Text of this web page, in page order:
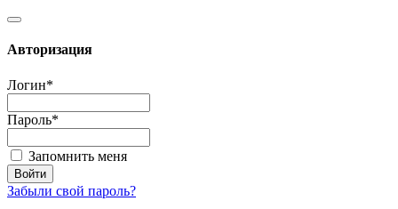
Авторизация
Логин*
Пароль*
Запомнить меня
Забыли свой пароль?